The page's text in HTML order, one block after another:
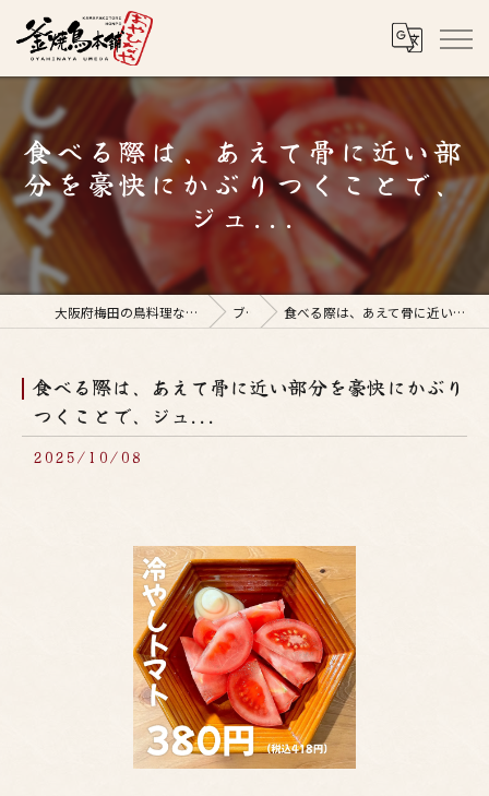
食べる際は、あえて骨に近い部
分を豪快にかぶりつくことで、
ジュ...
大阪府梅田の鳥料理なら釜焼鳥本舗おやひなや 梅田店 ブログ 食べる際は、あえて骨に近い部分を豪快にかぶりつくことで、ジュ...
食べる際は、あえて骨に近い部分を豪快にかぶり
つくことで、ジュ...
2025/10/08